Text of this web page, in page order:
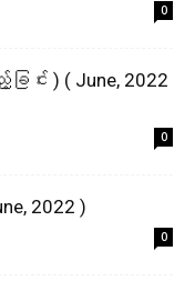
0
ြင်း ) ( June, 2022
0
2022 )
0